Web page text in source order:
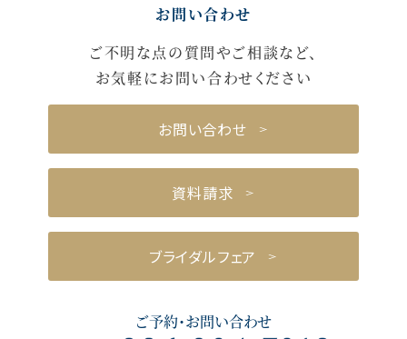
お問い合わせ
ご不明な点の質問やご相談など、
お気軽にお問い合わせください
お問い合わせ
資料請求
ブライダルフェア
ご予約・お問い合わせ